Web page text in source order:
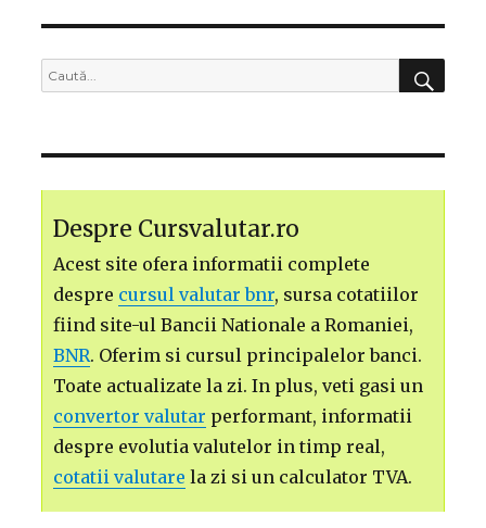
Caută
Despre Cursvalutar.ro
Acest site ofera informatii complete
despre cursul valutar bnr, sursa cotatiilor
fiind site-ul Bancii Nationale a Romaniei,
BNR. Oferim si cursul principalelor banci.
Toate actualizate la zi. In plus, veti gasi un
convertor valutar performant, informatii
despre evolutia valutelor in timp real,
cotatii valutare la zi si un calculator TVA.